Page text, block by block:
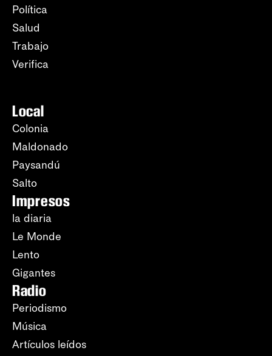
Política
Salud
Trabajo
Verifica
Local
Colonia
Maldonado
Paysandú
Salto
Impresos
la diaria
Le Monde
Lento
Gigantes
Radio
Periodismo
Música
Artículos leídos